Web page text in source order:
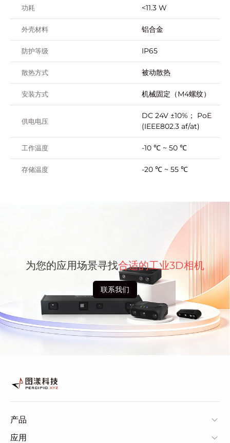
功耗 <11.3 W
外壳材料 铝合金
防护等级 IP65
散热方式 被动散热
安装方式 机械固定（M4螺纹）
供电电压
DC 24V ±10%； PoE
(IEEE802.3 af/at)
工作温度 -10 ℃ ~ 50 ℃
存储温度 -20 ℃ ~ 55 ℃
为您的应用场景寻找合适的工业3D相机
联系我们
产品
应用